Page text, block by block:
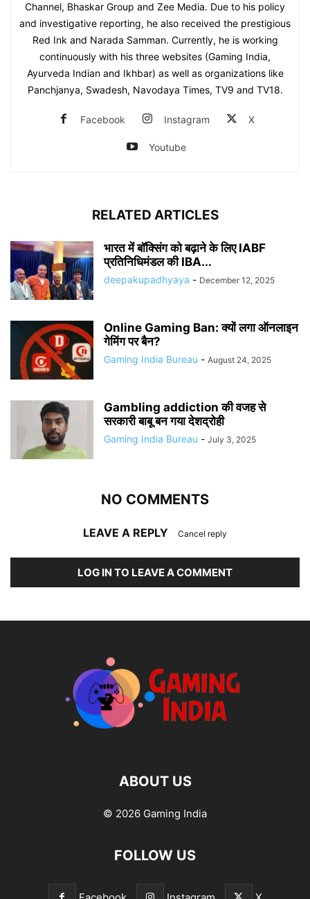
Channel, Bhaskar Group and Zee Media. Due to his policy
and investigative reporting, he also received the prestigious
Red Ink and Narada Samman. Currently, he is working
continuously with his three websites (Gaming India,
Ayurveda Indian and Ikhbar) as well as organizations like
Panchjanya, Swadesh, Navodaya Times, TV9 and TV18.
Facebook Instagram X
Youtube
RELATED ARTICLES
भारत में बॉक्सिंग को बढ़ाने के लिए IABF
प्रतिनिधिमंडल की IBA...
deepakupadhyaya - December 12, 2025
Online Gaming Ban: क्यों लगा ऑनलाइन
गेमिंग पर बैन?
Gaming India Bureau - August 24, 2025
Gambling addiction की वजह से
सरकारी बाबू बन गया देशद्रोही
Gaming India Bureau - July 3, 2025
NO COMMENTS
LEAVE A REPLY Cancel reply
LOG IN TO LEAVE A COMMENT
ABOUT US
© 2026 Gaming India
FOLLOW US